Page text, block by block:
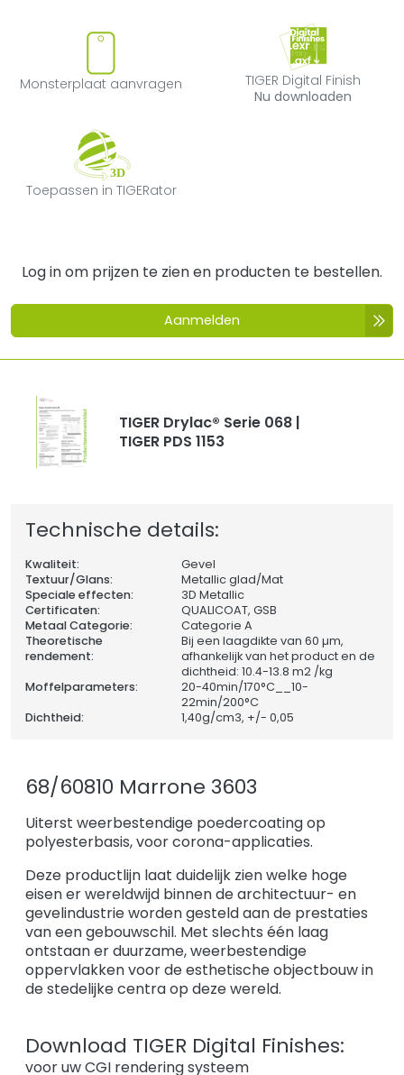
Monsterplaat aanvragen
Monsterplaat aanvragen
TIGER Digital
TIGER Digital Finish
Nu downloaden
Toepassen in TIGERator
Toepassen in TIGERator
Log in om prijzen te zien en producten te bestellen.
Aanmelden
TIGER Drylac® Serie 068 |
TIGER PDS 1153
Technische details:
Kwaliteit:
Gevel
Textuur/Glans:
Metallic glad/Mat
Speciale effecten:
3D Metallic
Certificaten:
QUALICOAT, GSB
Metaal Categorie:
Categorie A
Theoretische
rendement:
Bij een laagdikte van 60 µm,
afhankelijk van het product en de
dichtheid: 10.4-13.8 m2 /kg
Moffelparameters:
20-40min/170°C__10-
22min/200°C
Dichtheid:
1,40g/cm3, +/- 0,05
68/60810 Marrone 3603
Uiterst weerbestendige poedercoating op
polyesterbasis, voor corona-applicaties.
Deze productlijn laat duidelijk zien welke hoge
eisen er wereldwijd binnen de architectuur- en
gevelindustrie worden gesteld aan de prestaties
van een gebouwschil. Met slechts één laag
ontstaan er duurzame, weerbestendige
oppervlakken voor de esthetische objectbouw in
de stedelijke centra op deze wereld.
Download TIGER Digital Finishes:
voor uw CGI rendering systeem